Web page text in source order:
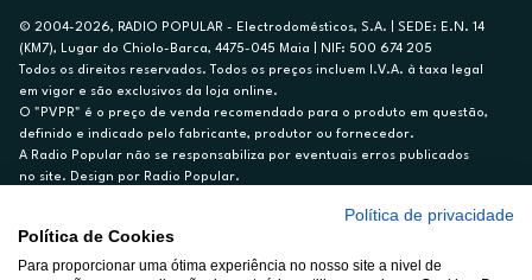
© 2004-2026, RADIO POPULAR - Electrodomésticos, S.A. | SEDE: E.N. 14
(KM7), Lugar do Chiolo-Barca, 4475-045 Maia | NIF: 500 674 205
Todos os direitos reservados. Todos os preços incluem I.V.A. à taxa legal
em vigor e são exclusivos da loja online.
O "PVPR" é o preço de venda recomendado para o produto em questão,
definido e indicado pelo fabricante, produtor ou fornecedor.
A Radio Popular não se responsabiliza por eventuais erros publicados
no site. Design por Radio Popular.
Ex. para limite de crédito de €1.500, reembolsado em 12 meses, TAN
14,79%.
Política de privacidade
Política de Cookies
Para proporcionar uma ótima experiência no nosso site a nivel de